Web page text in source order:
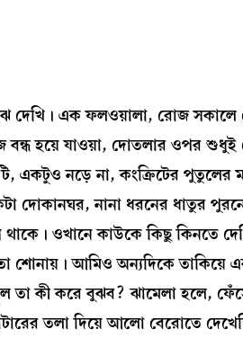
দেখি। এক ফলওয়ালা, রোজ সকালে
বন্ধ হয়ে যাওয়া, দোতলার ওপর
একটুও নড়ে না, কংক্রিটের
দোকানঘর, নানা ধরনের ধাতুর
ওখানে কাউকে কিছু কিনতে
আমিও অন্যদিকে তাকিয়ে এক
কী করে বুঝব? ঝামেলা হলে,
তলা দিয়ে আলো বেরোতে